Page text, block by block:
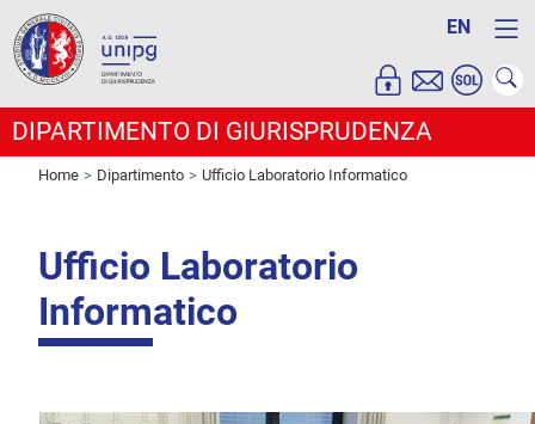
EN
DIPARTIMENTO DI GIURISPRUDENZA
Home Dipartimento Ufficio Laboratorio Informatico
Ufficio Laboratorio
Informatico